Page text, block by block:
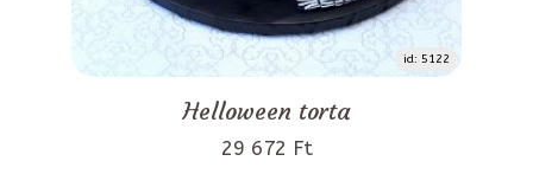
id: 5122
Helloween torta
29 672 Ft